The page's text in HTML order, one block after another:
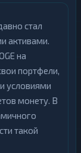
стал
активами.
на
портфели,
условиями
монету. В
такой